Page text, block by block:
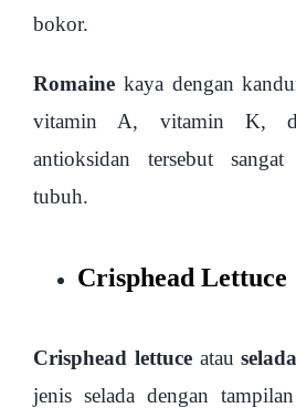
bokor.
Romaine kaya dengan
vitamin A, vitamin K,
antioksidan tersebut
tubuh.
Crisphead Lettuce
Crisphead lettuce atau
jenis selada dengan